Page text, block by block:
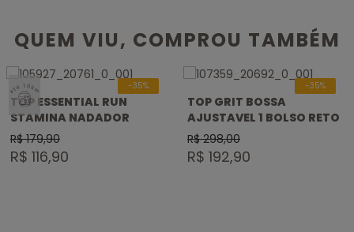
QUEM VIU, COMPROU TAMBÉM
SELO
ATÉ
10KM
TOP ESSENTIAL RUN
STAMINA NADADOR
R$ 179,90
R$ 116,90
-35%
TOP GRIT BOSSA
AJUSTAVEL 1 BOLSO RETO
R$ 298,00
R$ 192,90
-35%